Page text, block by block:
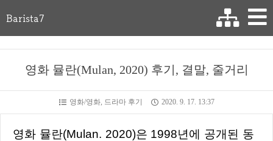
Barista7
영화 뮬란(Mulan, 2020) 후기, 결말, 줄거리
영화/영화, 드라마 후기 2020. 9. 17. 13:37
영화 뮬란(Mulan. 2020)은 1998년에 공개된 동